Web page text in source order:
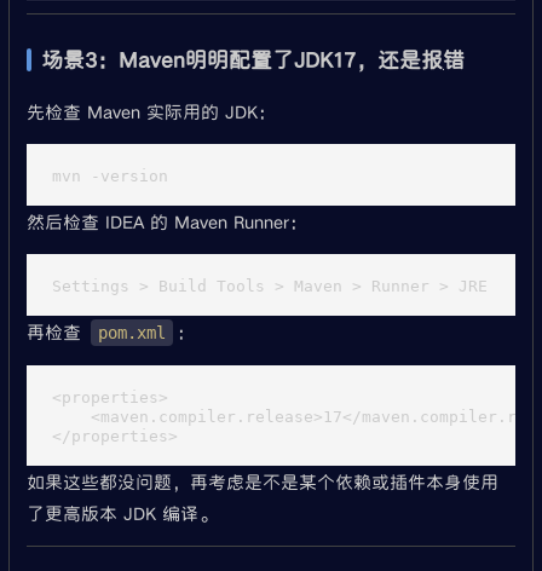
场景3：Maven明明配置了JDK17，还是报错
先检查 Maven 实际用的 JDK：
然后检查 IDEA 的 Maven Runner：
再检查 pom.xml ：
<properties>
<maven.compiler.release>17</
如果这些都没问题，再考虑是不是某个依赖或插件本身使用
了更高版本 JDK 编译。